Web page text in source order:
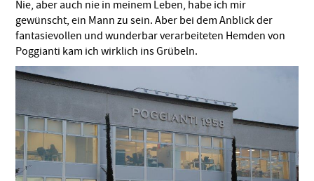
Nie, aber auch nie in meinem Leben, habe ich mir
gewünscht, ein Mann zu sein. Aber bei dem Anblick der
fantasievollen und wunderbar verarbeiteten Hemden von
Poggianti kam ich wirklich ins Grübeln.